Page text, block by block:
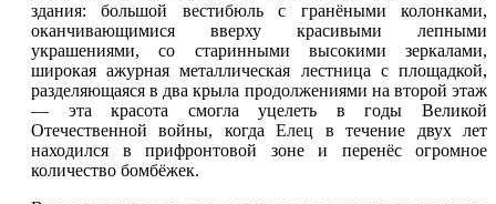
здания: большой вестибюль с гранёными колонками,
оканчивающимися вверху красивыми лепными
украшениями, со старинными высокими зеркалами,
широкая ажурная металлическая лестница с площадкой,
разделяющаяся в два крыла продолжениями на второй этаж
— эта красота смогла уцелеть в годы Великой
Отечественной войны, когдаЕлец в течение двух лет
находился в прифронтовой зоне и перенёс огромное
количество бомбёжек.